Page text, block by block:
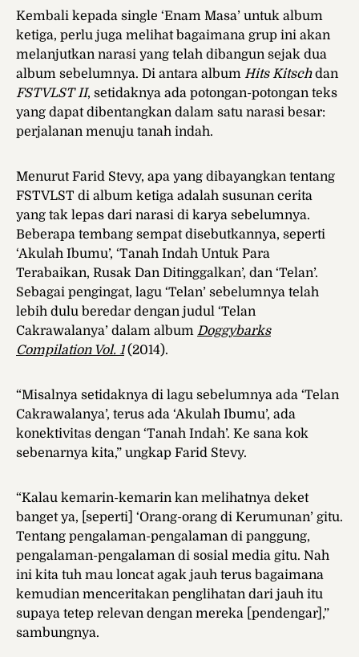
Kembali kepada single ‘Enam Masa’ untuk album
ketiga, perlu juga melihat bagaimana grup ini akan
melanjutkan narasi yang telah dibangun sejak dua
album sebelumnya. Di antara album Hits Kitschdan
FSTVLST II, setidaknya ada potongan-potongan teks
yang dapat dibentangkan dalam satu narasi besar:
perjalanan menuju tanah indah.
Menurut Farid Stevy, apa yang dibayangkan tentang
FSTVLST di album ketiga adalah susunan cerita
yang tak lepas dari narasi di karya sebelumnya.
Beberapa tembang sempat disebutkannya, seperti
‘Akulah Ibumu’, ‘Tanah Indah Untuk Para
Terabaikan, Rusak Dan Ditinggalkan’, dan ‘Telan’.
Sebagai pengingat, lagu ‘Telan’ sebelumnya telah
lebih dulu beredar dengan judul ‘Telan
Cakrawalanya’ dalam album Doggybarks
Compilation Vol. 1 (2014).
“Misalnya setidaknya di lagu sebelumnya ada ‘Telan
Cakrawalanya’, terus ada ‘Akulah Ibumu’, ada
konektivitas dengan ‘Tanah Indah’. Ke sana kok
sebenarnya kita,” ungkap Farid Stevy.
“Kalau kemarin-kemarin kan melihatnya deket
banget ya, [seperti] ‘Orang-orang di Kerumunan’ gitu.
Tentang pengalaman-pengalaman di panggung,
pengalaman-pengalaman di sosial media gitu. Nah
ini kita tuh mau loncat agak jauh terus bagaimana
kemudian menceritakan penglihatan dari jauh itu
supaya tetep relevan dengan mereka [pendengar],”
sambungnya.